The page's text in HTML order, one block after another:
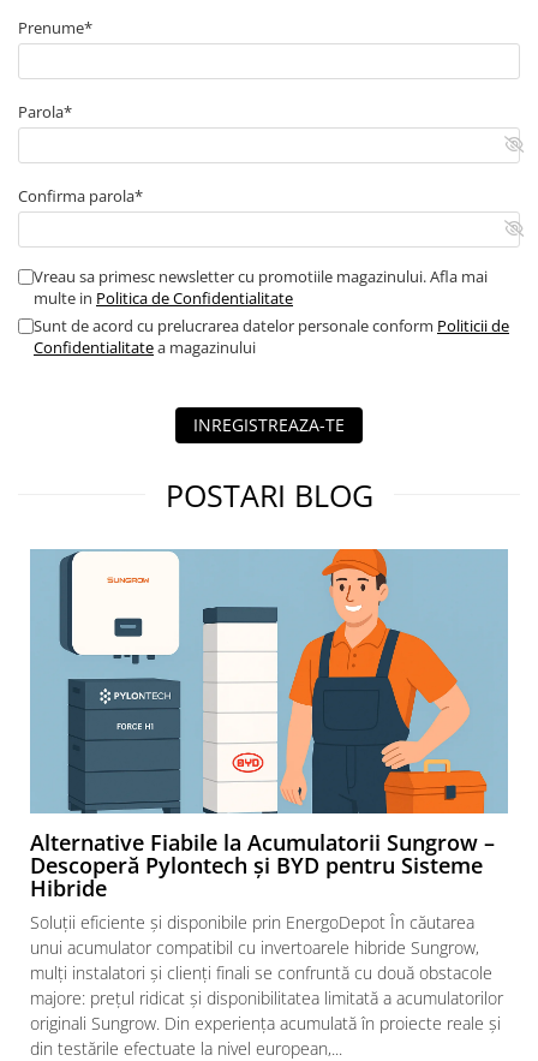
Prenume*
Parola*
Confirma parola*
Vreau sa primesc newsletter cu promotiile magazinului. Afla mai
multe in Politica de Confidentialitate
Sunt de acord cu prelucrarea datelor personale conform Politicii de
Confidentialitatea magazinului
INREGISTREAZA-TE
POSTARI BLOG
Alternative Fiabile la Acumulatorii Sungrow –
Descoperă Pylontech și BYD pentru Sisteme
Hibride
Soluții eficiente și disponibile prin EnergoDepot În căutarea
unui acumulator compatibil cu invertoarele hibride Sungrow,
mulți instalatori și clienți finali se confruntă cu două obstacole
majore: prețul ridicat și disponibilitatea limitată a acumulatorilor
originali Sungrow. Din experiența acumulată în proiecte reale și
din testările efectuate la nivel european,...